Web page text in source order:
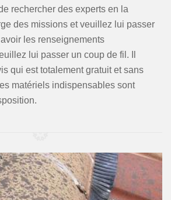
rechercher des experts en la
des missions et veuillez lui passer
les renseignements
lui passer un coup de fil. Il
qui est totalement gratuit et sans
matériels indispensables sont